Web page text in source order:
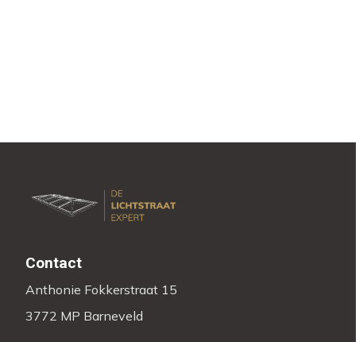
Contact
Anthonie Fokkerstraat 15
3772 MP Barneveld